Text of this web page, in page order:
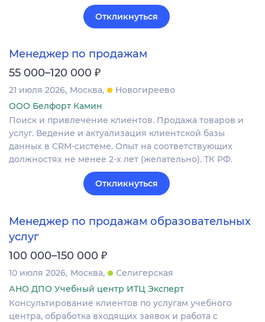
Откликнуться
Менеджер по продажам
55 000–120 000 ₽
21 июля 2026 Москва
Новогиреево
ООО Белфорт Камин
Поиск и привлечение клиентов. Продажа товаров и
услуг. Ведение и актуализация клиентской базы
данных в CRM‐системе. Опыт на соответствующих
должностях не менее 2-х лет (желательно). ТК РФ.
Откликнуться
Менеджер по продажам образовательных
услуг
100 000–150 000 ₽
10 июля 2026 Москва
Селигерская
АНО ДПО Учебный центр ИТЦ Эксперт
Консультирование клиентов по услугам учебного
центра, обработка входящих заявок и работа с